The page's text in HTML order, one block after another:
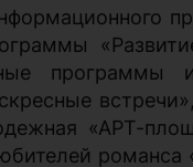
программы
«АРТ-